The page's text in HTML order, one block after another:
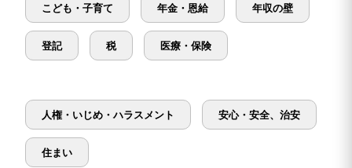
こども・子育て 年金・恩給 年収の壁
登記 税 医療・保険
人権・いじめ・ハラスメント 安心・安全、治安
住まい